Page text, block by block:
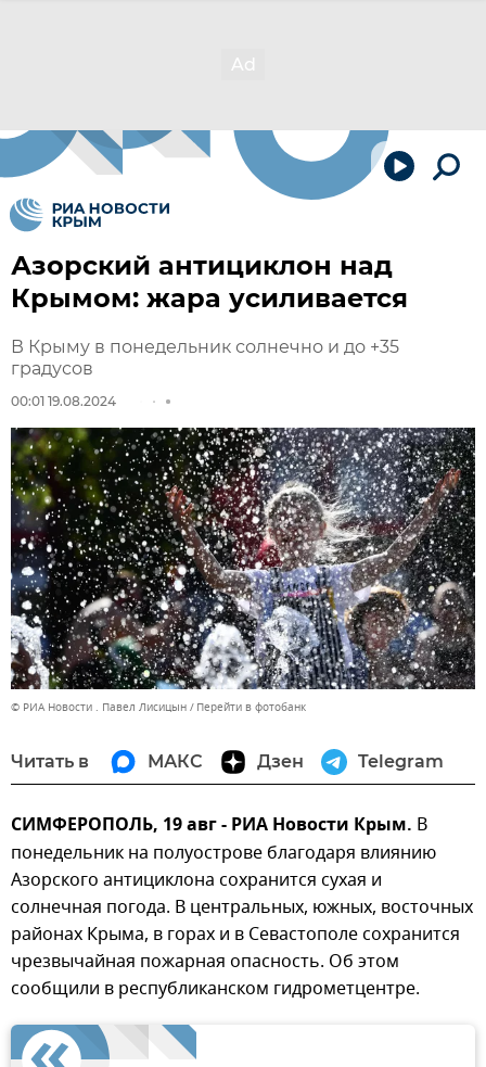
Азорский антициклон над
Крымом: жара усиливается
В Крыму в понедельник солнечно и до +35
градусов
00:01 19.08.2024
© РИА Новости . Павел Лисицын Перейти в фотобанк
Читать в МАКС Дзен Telegram
СИМФЕРОПОЛЬ, 19 авг - РИА Новости Крым. В
понедельник на полуострове благодаря влиянию
Азорского антициклона сохранится сухая и
солнечная погода. В центральных, южных, восточных
районах Крыма, в горах и в Севастополе сохранится
чрезвычайная пожарная опасность. Об этом
сообщили в республиканском гидрометцентре.